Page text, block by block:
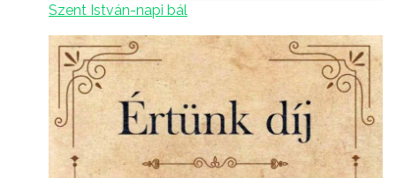
Szent István-napi bál